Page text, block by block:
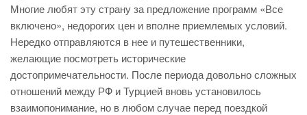
Многие любят эту страну за предложение программ «Все
включено», недорогих цен и вполне приемлемых условий.
Нередко отправляются в нее и путешественники,
желающие посмотреть исторические
достопримечательности. После периода довольно сложных
отношений между РФ и Турцией вновь установилось
взаимопонимание, но в любом случае перед поездкой